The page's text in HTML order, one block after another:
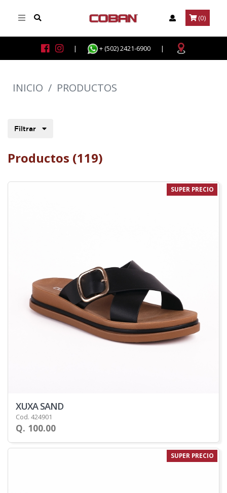
(0)
| + (502) 2421-6900 |
INICIO / PRODUCTOS
Filtrar
Productos (119)
SUPER PRECIO
XUXA SAND
Cod. 424901
Q. 100.00
SUPER PRECIO